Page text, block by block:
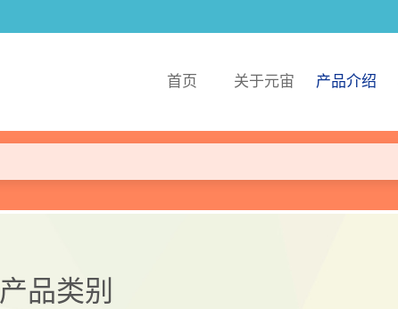
首页 关于元宙 产品介绍
产品类别